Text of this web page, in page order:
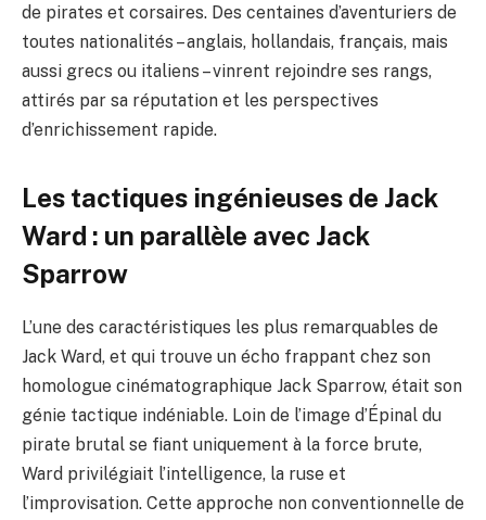
de pirates et corsaires. Des centaines d’aventuriers de
toutes nationalités – anglais, hollandais, français, mais
aussi grecs ou italiens – vinrent rejoindre ses rangs,
attirés par sa réputation et les perspectives
d’enrichissement rapide.
Les tactiques ingénieuses de Jack
Ward : un parallèle avec Jack
Sparrow
L’une des caractéristiques les plus remarquables de
Jack Ward, et qui trouve un écho frappant chez son
homologue cinématographique Jack Sparrow, était son
génie tactique indéniable. Loin de l’image d’Épinal du
pirate brutal se fiant uniquement à la force brute,
Ward privilégiait l’intelligence, la ruse et
l’improvisation. Cette approche non conventionnelle de